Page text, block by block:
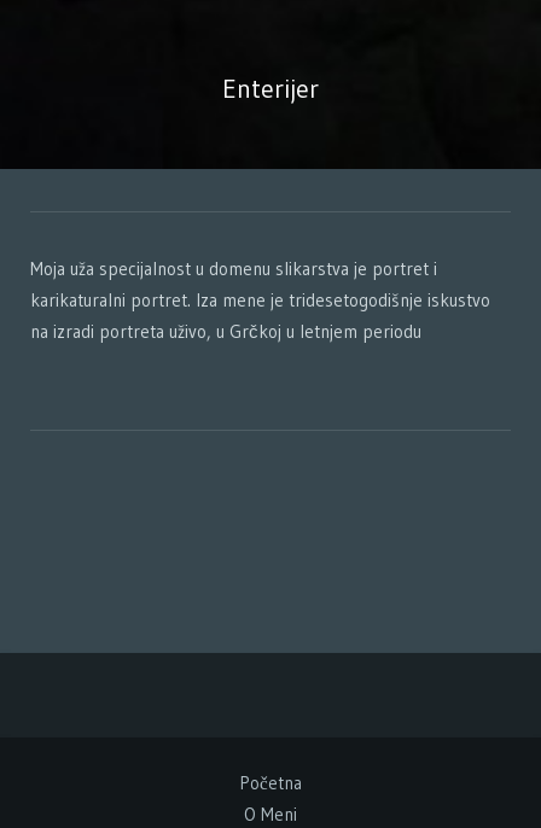
Enterijer
Moja uža specijalnost u domenu slikarstva je portret i
karikaturalni portret. Iza mene je tridesetogodišnje iskustvo
na izradi portreta uživo, u Grčkoj u letnjem periodu
Početna
O Meni